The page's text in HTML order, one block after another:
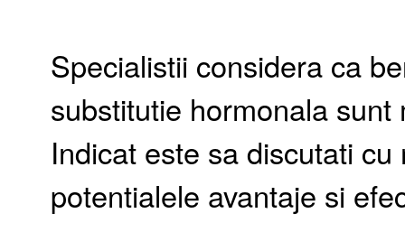
Specialistii considera ca
substitutie hormonala
Indicat este sa discutati
potentialele avantaje si